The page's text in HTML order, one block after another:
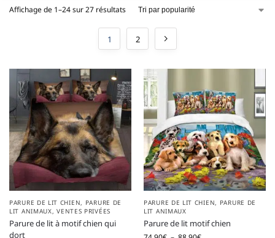
Affichage de 1–24 sur 27 résultats
1 2
PARURE DE LIT CHIEN, PARURE DE
LIT ANIMAUX,VENTES PRIVÉES
Parure de lit à motif chien qui
dort
PARURE DE LIT CHIEN, PARURE DE
LIT ANIMAUX
Parure de lit motif chien